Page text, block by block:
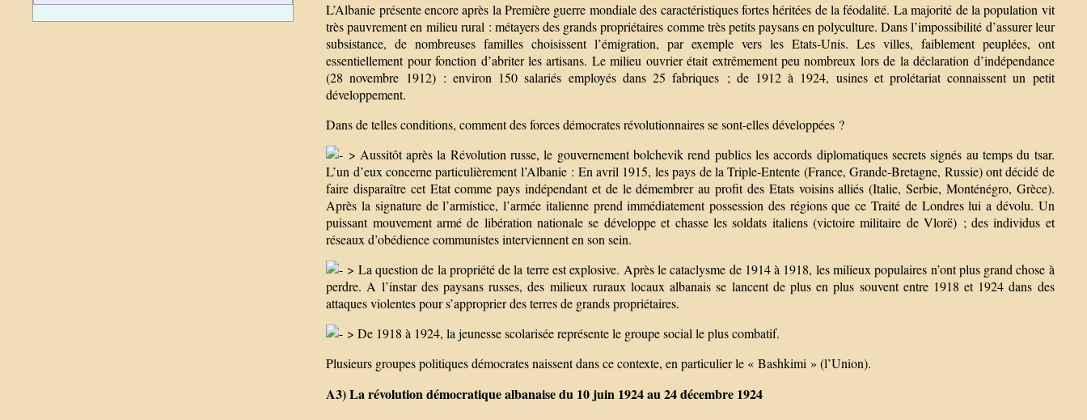
L’Albanie présente encore après la Première guerre mondiale des caractéristiques fortes héritées de la féodalité. La majorité de la population vit
très pauvrement en milieu rural : métayers des grands propriétaires comme très petits paysans en polyculture. Dans l’impossibilité d’assurer leur
subsistance, de nombreuses familles choisissent l’émigration, par exemple vers les Etats-Unis. Les villes, faiblement peuplées, ont
essentiellement pour fonction d’abriter les artisans. Le milieu ouvrier était extrêmement peu nombreux lors de la déclaration d’indépendance
(28 novembre 1912) : environ 150 salariés employés dans 25 fabriques ; de 1912 à 1924, usines et prolétariat connaissent un petit
développement.
Dans de telles conditions, comment des forces démocrates révolutionnaires se sont-elles développées ?
> Aussitôt après la Révolution russe, le gouvernement bolchevik rend publics les accords diplomatiques secrets signés au temps du tsar.
L’un d’eux concerne particulièrement l’Albanie : En avril 1915, les pays de la Triple-Entente (France, Grande-Bretagne, Russie) ont décidé de
faire disparaître cet Etat comme pays indépendant et de le démembrer au profit des Etats voisins alliés (Italie, Serbie, Monténégro, Grèce).
Après la signature de l’armistice, l’armée italienne prend immédiatement possession des régions que ce Traité de Londres lui a dévolu. Un
puissant mouvement armé de libération nationale se développe et chasse les soldats italiens (victoire militaire de Vlorë) ; des individus et
réseaux d’obédience communistes interviennent en son sein.
> La question de la propriété de la terre est explosive. Après le cataclysme de 1914 à 1918, les milieux populaires n’ont plus grand chose à
perdre. A l’instar des paysans russes, des milieux ruraux locaux albanais se lancent de plus en plus souvent entre 1918 et 1924 dans des
attaques violentes pour s’approprier des terres de grands propriétaires.
> De 1918 à 1924, la jeunesse scolarisée représente le groupe social le plus combatif.
Plusieurs groupes politiques démocrates naissent dans ce contexte, en particulier le « Bashkimi » (l’Union).
A3) La révolution démocratique albanaise du 10 juin 1924 au 24 décembre 1924